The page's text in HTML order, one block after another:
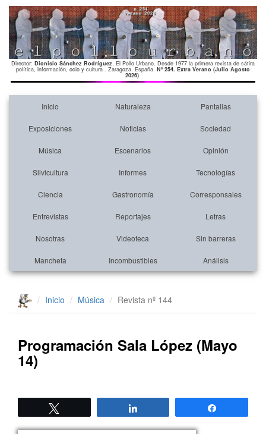
Director: Dionisio Sánchez Rodríguez. El Pollo Urbano. Desde 1977 la primera revista de sátira
política, información, ocio y cultura . Zaragoza. España. Nº 254. Extra Verano (Julio Agosto
2026).
Inicio Naturaleza Pantallas
Exposiciones Noticias Sociedad
Música Escenarios Opinión
Silvicultura Informes Tecnologías
Ciencia Gastronomía Corresponsales
Entrevistas Reportajes Letras
Nosotras Videoteca Sin barreras
Mancheta Incombustibles Análisis
Inicio Música Revista nº 144
Programación Sala López (Mayo
14)